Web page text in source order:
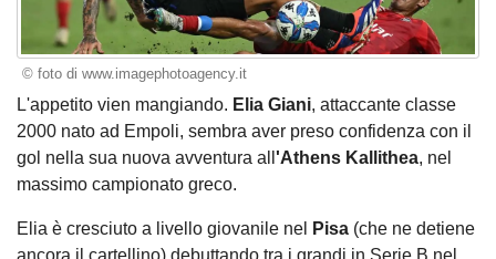
© foto di www.imagephotoagency.it
L'appetito vien mangiando. Elia Giani, attaccante classe
2000 nato ad Empoli, sembra aver preso confidenza con il
gol nella sua nuova avventura all 'Athens Kallithea, nel
massimo campionato greco.
Elia è cresciuto a livello giovanile nel Pisa (che ne detiene